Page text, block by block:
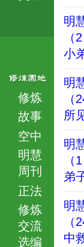
修炼
故事
空中
明慧
周刊
正法
修炼
交流
选编
明
（
小
明
（
所
明
（
弟
明
（
中